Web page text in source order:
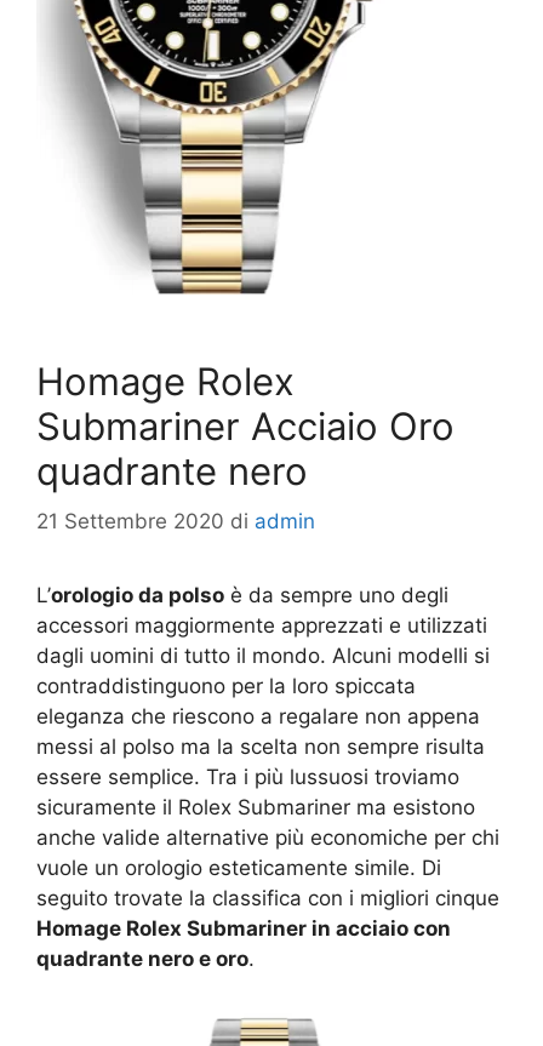
Homage Rolex
Submariner Acciaio Oro
quadrante nero
21 Settembre 2020 di admin
L’orologio da polso è da sempre uno degli
accessori maggiormente apprezzati e utilizzati
dagli uomini di tutto il mondo. Alcuni modelli si
contraddistinguono per la loro spiccata
eleganza che riescono a regalare non appena
messi al polso ma la scelta non sempre risulta
essere semplice. Tra i più lussuosi troviamo
sicuramente il Rolex Submariner ma esistono
anche valide alternative più economiche per chi
vuole un orologio esteticamente simile. Di
seguito trovate la classifica con i migliori cinque
Homage Rolex Submariner in acciaio con
quadrante nero e oro.